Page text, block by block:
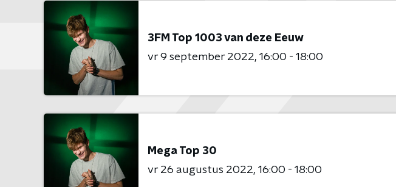
3FM Top 1003 van deze Eeuw
vr 9 september 2022 16:00 - 18:00
Mega Top 30
vr 26 augustus 2022 16:00 - 18:00